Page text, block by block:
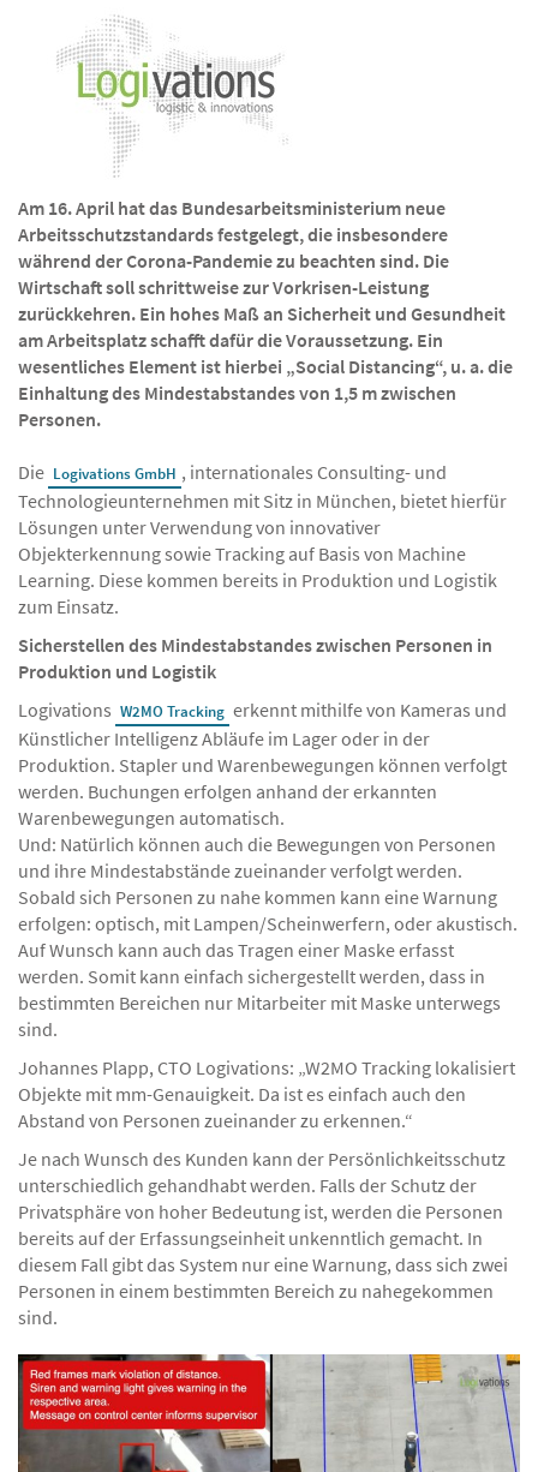
Am 16. April hat das Bundesarbeitsministerium neue
Arbeitsschutzstandards festgelegt, die insbesondere
während der Corona-Pandemie zu beachten sind. Die
Wirtschaft soll schrittweise zur Vorkrisen-Leistung
zurückkehren. Ein hohes Maß an Sicherheit und Gesundheit
am Arbeitsplatz schafft dafür die Voraussetzung. Ein
wesentliches Element ist hierbei „Social Distancing“, u. a. die
Einhaltung des Mindestabstandes von 1,5 m zwischen
Personen.
Die Logivations GmbH , internationales Consulting- und
Technologieunternehmen mit Sitz in München, bietet hierfür
Lösungen unter Verwendung von innovativer
Objekterkennung sowie Tracking auf Basis von Machine
Learning. Diese kommen bereits in Produktion und Logistik
zum Einsatz.
Sicherstellen des Mindestabstandes zwischen Personen in
Produktion und Logistik
Logivations W2MO Tracking erkennt mithilfe von Kameras und
Künstlicher Intelligenz Abläufe im Lager oder in der
Produktion. Stapler und Warenbewegungen können verfolgt
werden. Buchungen erfolgen anhand der erkannten
Warenbewegungen automatisch.
Und: Natürlich können auch die Bewegungen von Personen
und ihre Mindestabstände zueinander verfolgt werden.
Sobald sich Personen zu nahe kommen kann eine Warnung
erfolgen: optisch, mit Lampen/Scheinwerfern, oder akustisch.
Auf Wunsch kann auch das Tragen einer Maske erfasst
werden. Somit kann einfach sichergestellt werden, dass in
bestimmten Bereichen nur Mitarbeiter mit Maske unterwegs
sind.
Johannes Plapp, CTO Logivations: „W2MO Tracking lokalisiert
Objekte mit mm-Genauigkeit. Da ist es einfach auch den
Abstand von Personen zueinander zu erkennen.“
Je nach Wunsch des Kunden kann der Persönlichkeitsschutz
unterschiedlich gehandhabt werden. Falls der Schutz der
Privatsphäre von hoher Bedeutung ist, werden die Personen
bereits auf der Erfassungseinheit unkenntlich gemacht. In
diesem Fall gibt das System nur eine Warnung, dass sich zwei
Personen in einem bestimmten Bereich zu nahegekommen
sind.